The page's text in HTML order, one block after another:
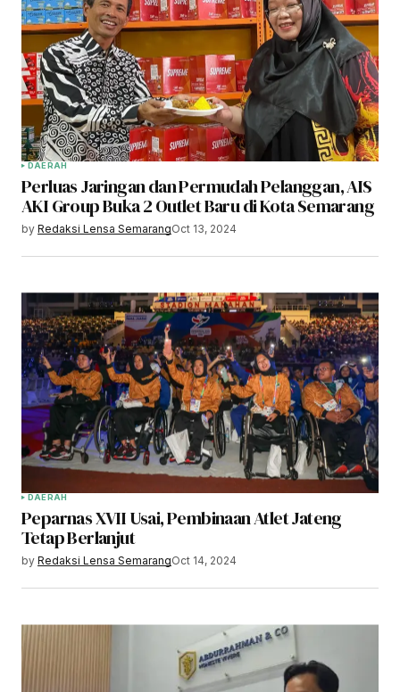
DAERAH
Perluas Jaringan dan Permudah Pelanggan, AIS
AKI Group Buka 2 Outlet Baru di Kota Semarang
by Redaksi Lensa SemarangOct 13, 2024
DAERAH
Peparnas XVII Usai, Pembinaan Atlet Jateng
Tetap Berlanjut
by Redaksi Lensa SemarangOct 14, 2024